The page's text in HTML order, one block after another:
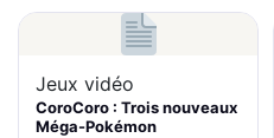
Jeux vidéo
CoroCoro : Trois nouveaux
Méga-Pokémon